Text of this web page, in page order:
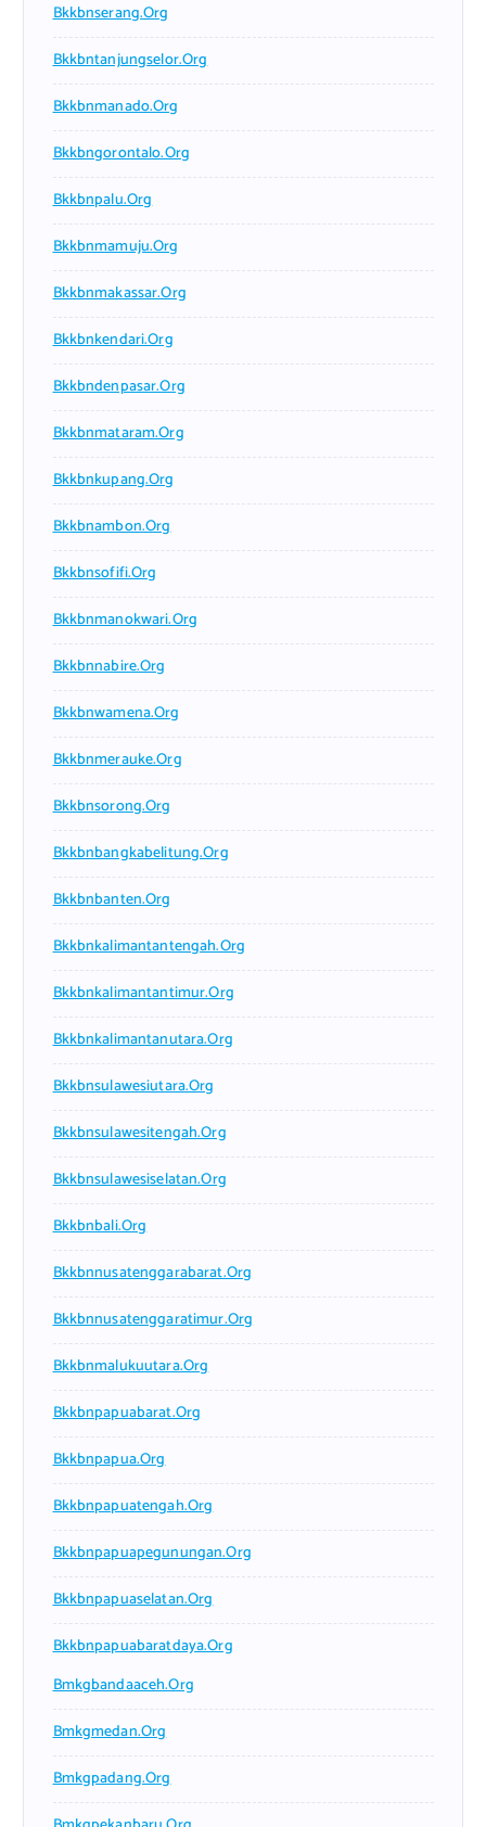
Bkkbnserang.org
Bkkbntanjungselor.org
Bkkbnmanado.org
Bkkbngorontalo.org
Bkkbnpalu.org
Bkkbnmamuju.org
Bkkbnmakassar.org
Bkkbnkendari.org
Bkkbndenpasar.org
Bkkbnmataram.org
Bkkbnkupang.org
Bkkbnambon.org
Bkkbnsofifi.org
Bkkbnmanokwari.org
Bkkbnnabire.org
Bkkbnwamena.org
Bkkbnmerauke.org
Bkkbnsorong.org
Bkkbnbangkabelitung.org
Bkkbnbanten.org
Bkkbnkalimantantengah.org
Bkkbnkalimantantimur.org
Bkkbnkalimantanutara.org
Bkkbnsulawesiutara.org
Bkkbnsulawesitengah.org
Bkkbnsulawesiselatan.org
Bkkbnbali.org
Bkkbnnusatenggarabarat.org
Bkkbnnusatenggaratimur.org
Bkkbnmalukuutara.org
Bkkbnpapuabarat.org
Bkkbnpapua.org
Bkkbnpapuatengah.org
Bkkbnpapuapegunungan.org
Bkkbnpapuaselatan.org
Bkkbnpapuabaratdaya.org
Bmkgbandaaceh.org
Bmkgmedan.org
Bmkgpadang.org